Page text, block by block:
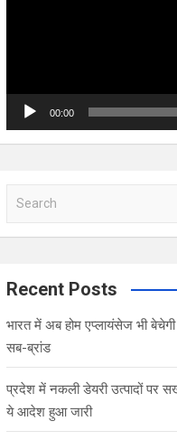
00:00
a
c
Recent Posts
भारत में अब होम एप्लायंसेज भी
सब-ब्रांड
प्रदेश में नकली डेयरी उत्पादों पर
ये आदेश हुआ जारी